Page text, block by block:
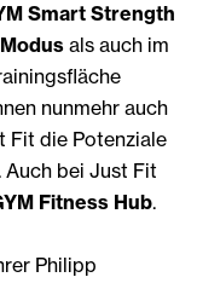
Smart Strength
als auch im
nunmehr auch
Fit die Potenziale
bei Just Fit
Fitness Hub.
Philipp